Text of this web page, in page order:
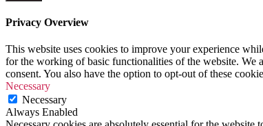
Privacy Overview
This website uses cookies to improve your experience
for the working of basic functionalities of the website. We
consent. You also have the option to opt-out of these
Necessary
Necessary
Always Enabled